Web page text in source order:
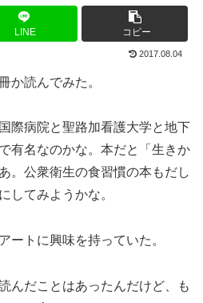
LINE コピー
2017.08.04
か読んでみた。
際病院と聖路加看護大学と地下
有名なのかな。本だと「生きか
。公衆衛生の食習慣の本もだし
してみようかな。
ートに興味を持っていた。
んだことはあったんだけど、も